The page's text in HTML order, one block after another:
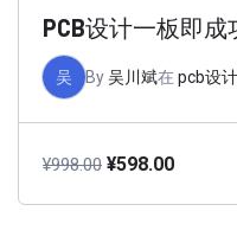
PCB设计一板即
吴 By吴川斌在 pcb设计
¥998.00 ¥598.00